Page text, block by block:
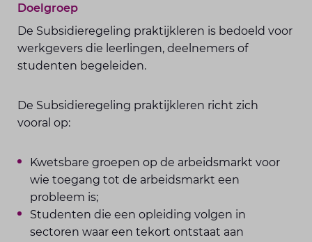
Doelgroep
De Subsidieregeling praktijkleren is bedoeld voor
werkgevers die leerlingen, deelnemers of
studenten begeleiden.
De Subsidieregeling praktijkleren richt zich
vooral op:
Kwetsbare groepen op de arbeidsmarkt voor
wie toegang tot de arbeidsmarkt een
probleem is;
Studenten die een opleiding volgen in
sectoren waar een tekort ontstaat aan